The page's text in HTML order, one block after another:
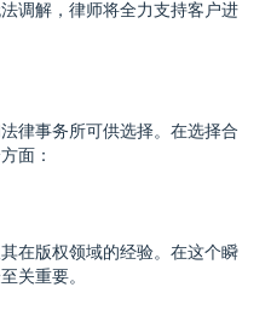
调解，律师将全力支持客户进
律事务所可供选择。在选择合
面：
在版权领域的经验。在这个瞬
关重要。